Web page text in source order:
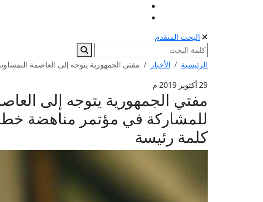
البحث المتقدم
الرئيسية الأخبار
مفتي الجمهورية يتوجه إلى العاصمة
29 أكتوبر 2019 م
مفتي الجمهورية يتوجه إلى
للمشاركة في مؤتمر مناهضة
كلمة رئيسة